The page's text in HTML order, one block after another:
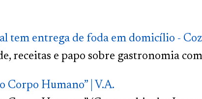
tem entrega de foda em domicílio -
receitas e papo sobre gastronomia
Corpo Humano” | V.A.